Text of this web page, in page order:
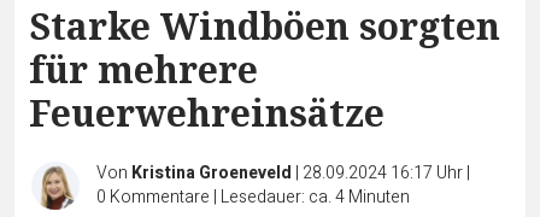
Starke Windböen sorgten
für mehrere
Feuerwehreinsätze
Von Kristina Groeneveld | 28.09.2024 16:17 Uhr|
0 Kommentare | Lesedauer: ca. 4 Minuten